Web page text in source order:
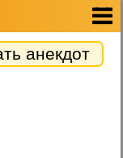
анекдот